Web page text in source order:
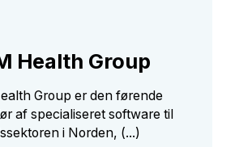
Health Group
Group er den førende
af specialiseret software til
i Norden, (...)